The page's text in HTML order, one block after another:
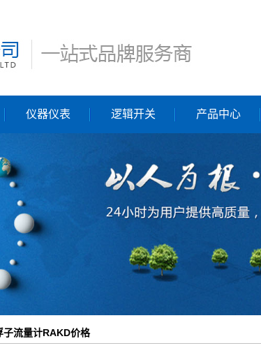
仪器仪表 逻辑开关 产品中心
力和扭矩传感器
仪
逻辑开关
记录仪及显示仪表
子流量计RAKD价格